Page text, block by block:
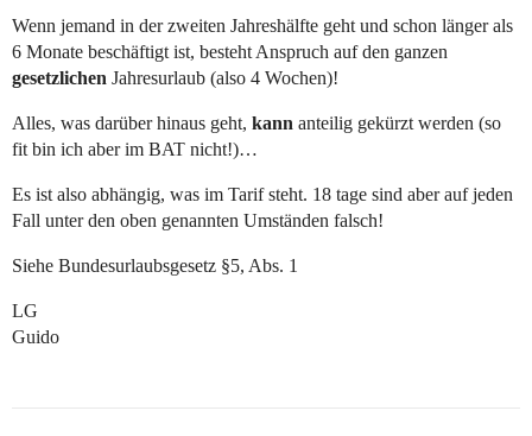
Wenn jemand in der zweiten Jahreshälfte geht und schon länger als
6 Monate beschäftigt ist, besteht Anspruch auf den ganzen
gesetzlichen Jahresurlaub (also 4 Wochen)!
Alles, was darüber hinaus geht, kann anteilig gekürzt werden (so
fit bin ich aber im BAT nicht!)…
Es ist also abhängig, was im Tarif steht. 18 tage sind aber auf jeden
Fall unter den oben genannten Umständen falsch!
Siehe Bundesurlaubsgesetz §5, Abs. 1
LG
Guido